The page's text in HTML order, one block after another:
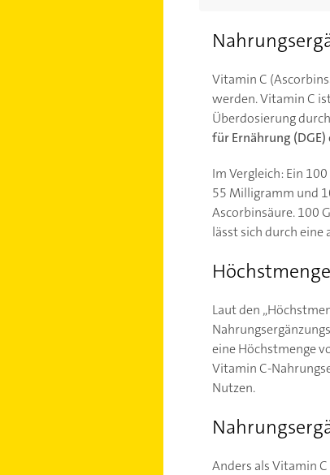
Vitamin C
werden. Vitamin C
Überdosierung
für Ernährung
Im Vergleich: Ein
55 Milligramm und
Ascorbinsäure. 100
lässt sich durch
Laut den
eine Höchstmenge
Vitamin C-
Nutzen.
Anders als Vitamin